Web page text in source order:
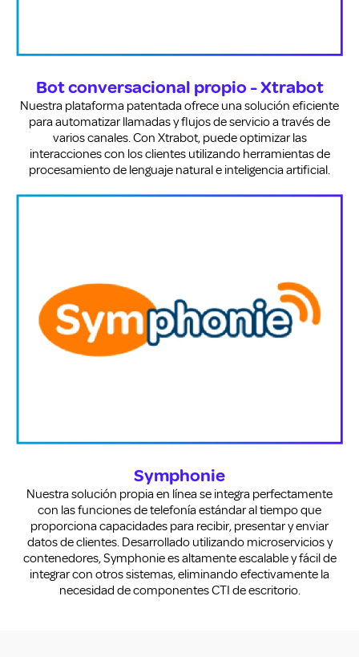
Bot conversacional propio - Xtrabot
Nuestra plataforma patentada ofrece una solución eficiente
para automatizar llamadas y flujos de servicio a través de
varios canales. Con Xtrabot, puede optimizar las
interacciones con los clientes utilizando herramientas de
procesamiento de lenguaje natural e inteligencia artificial.
Symphonie
Nuestra solución propia en línea se integra perfectamente
con las funciones de telefonía estándar al tiempo que
proporciona capacidades para recibir, presentar y enviar
datos de clientes. Desarrollado utilizando microservicios y
contenedores, Symphonie es altamente escalable y fácil de
integrar con otros sistemas, eliminando efectivamente la
necesidad de componentes CTI de escritorio.